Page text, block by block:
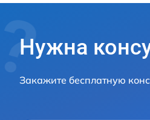
Нужна
Закажите бесплатную